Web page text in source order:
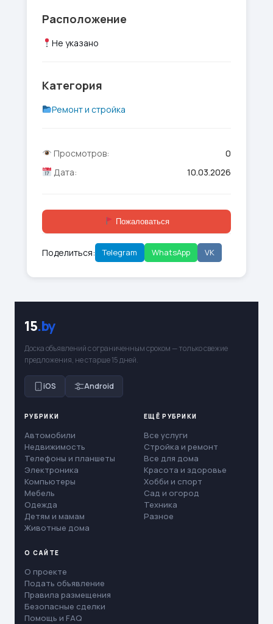
Расположение
Не указано
Категория
Ремонт и стройка
Просмотров:
0
Дата:
10.03.2026
Пожаловаться
Поделиться: Telegram WhatsApp VK
15.by
Доска объявлений с ограниченным сроком — только свежие
предложения, не старше 15 дней.
iOS Android
РУБРИКИ
Автомобили
Недвижимость
Телефоны и планшеты
Электроника
Компьютеры
Мебель
Одежда
Детям и мамам
Животные дома
ЕЩЁ РУБРИКИ
Все услуги
Стройка и ремонт
Все для дома
Красота и здоровье
Хобби и спорт
Сад и огород
Техника
Разное
О САЙТЕ
О проекте
Подать объявление
Правила размещения
Безопасные сделки
Помощь и FAQ